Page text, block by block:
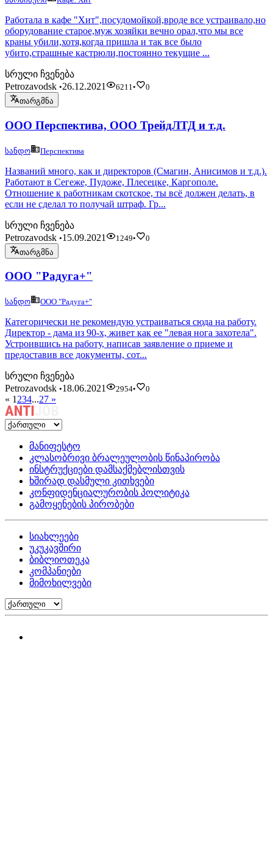
Работала в кафе "Хит",посудомойкой,вроде все устраивало,но
оборудование старое,муж хозяйки вечно орал,что мы все
краны убили,хотя,когда пришла и так все было
убито,страшные кастрюли,постоянно текущие ...
სრული ჩვენება
Petrozavodsk •26.12.2021 6211•
0
თარგმნა
ООО Перспектива, ООО ТрейдЛТД и т.д.
სანდო Перспектива
Названий много, как и директоров (Смагин, Анисимов и т.д.).
Работают в Сегеже, Пудоже, Плесецке, Каргополе.
Отношение к работникам скотское, ты всё должен делать, в
если не сделал то получай штраф. Гр...
სრული ჩვენება
Petrozavodsk •15.09.2021 1249•
0
თარგმნა
ООО "Радуга+"
სანდო ООО "Радуга+"
Категорически не рекомендую устраиваться сюда на работу.
Директор - дама из 90-х, живет как ее "левая нога захотела".
Устроившись на работу, написав заявление о приеме и
предоставив все документы, сот...
სრული ჩვენება
Petrozavodsk •18.06.2021 2954• 0
« 1 234...27 »
მანიფესტო
კლასობრივი ბრალეულობის წინაპირობა
ინსტრუქციები დამსაქმებლისთვის
ხშირად დასმული კითხვები
კონფიდენციალურობის პოლიტიკა
გამოყენების პირობები
სიახლეები
უკუკავშირი
ბიბლიოთეკა
კომპანიები
მიმოხილვები